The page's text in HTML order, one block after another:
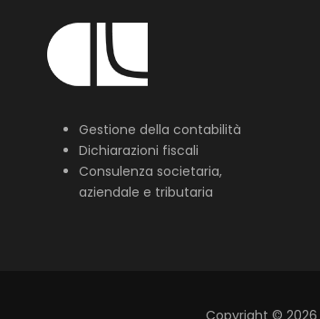
Gestione della contabilità
Dichiarazioni fiscali
Consulenza societaria,
aziendale e tributaria
Copyright © 2026